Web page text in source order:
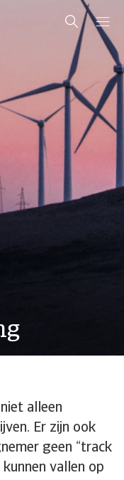
alleen
Er zijn ook
geen “track
vallen op